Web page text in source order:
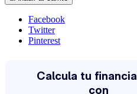
Facebook
Twitter
Pinterest